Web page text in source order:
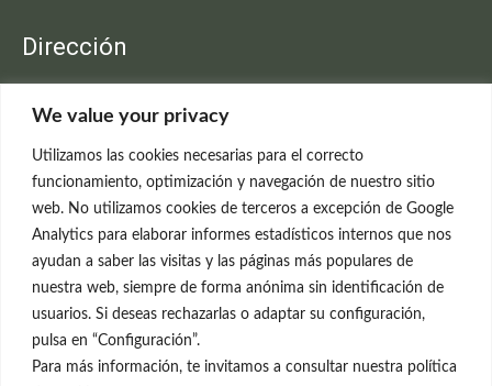
We value your privacy
Utilizamos las cookies necesarias para el correcto
funcionamiento, optimización y navegación de nuestro sitio
web. No utilizamos cookies de terceros a excepción de Google
Analytics para elaborar informes estadísticos internos que nos
ayudan a saber las visitas y las páginas más populares de
nuestra web, siempre de forma anónima sin identificación de
usuarios. Si deseas rechazarlas o adaptar su configuración,
pulsa en “Configuración”.
Para más información, te invitamos a consultar nuestra política
Dirección
C/Claudio Coello, 19 - 1º
699 595 619
rejuvenecimiento@clinicaneleva.com
Información Legal
Política de Privacidad
Política de Cookies